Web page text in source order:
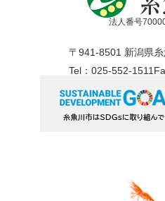
法人番号
〒941-8501 新潟県
Tel：025-552-1511